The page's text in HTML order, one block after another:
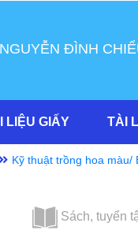
ĐÌNH
LIỆU GIẤY TÀI
Kỹ thuật trồng hoa màu/
Sách, tuyển